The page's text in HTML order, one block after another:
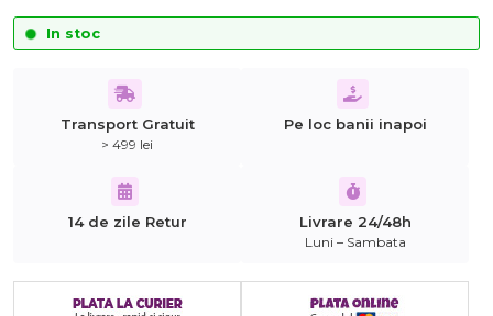
In stoc
Transport Gratuit
> 499 lei
Pe loc banii inapoi
14 de zile Retur Livrare 24/48h
Luni – Sambata